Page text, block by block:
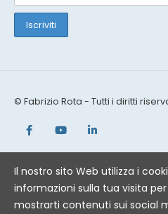
© Fabrizio Rota - Tutti i diritti
Il nostro sito Web utilizza i
informazioni sulla tua visita
mostrarti contenuti sui social